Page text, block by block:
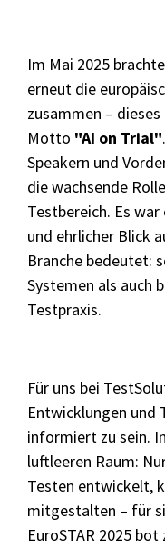
Selenium 4 Tester
Security Essentials
Xray -
Xray Essentials
Xray für Power User
TestSolutions
Grundlagen des
Im Mai 2025
erneut die
zusammen – dieses
Motto "AI on Trial"
Speakern und
die wachsende
Testbereich. Es
und ehrlicher Blick
Branche bedeutet:
Systemen als auch
Testpraxis.
Für uns bei
Entwicklungen und
informiert zu sein.
luftleeren Raum:
Testen entwickelt,
mitgestalten – für
EuroSTAR 2025